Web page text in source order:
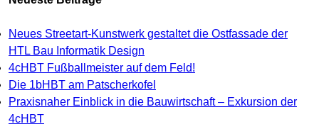
Neues Streetart-Kunstwerk gestaltet die Ostfassade der
HTL Bau Informatik Design
4cHBT Fußballmeister auf dem Feld!
Die 1bHBT am Patscherkofel
Praxisnaher Einblick in die Bauwirtschaft – Exkursion der
4cHBT